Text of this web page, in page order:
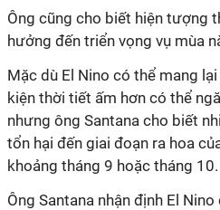
Ông cũng cho biết hiện tượng
hưởng đến triển vọng vụ mùa
Mặc dù El Nino có thể mang
kiện thời tiết ấm hơn có thể
nhưng ông Santana cho biết
tổn hại đến giai đoạn ra hoa
khoảng tháng 9 hoặc tháng 10.
Ông Santana nhận định El